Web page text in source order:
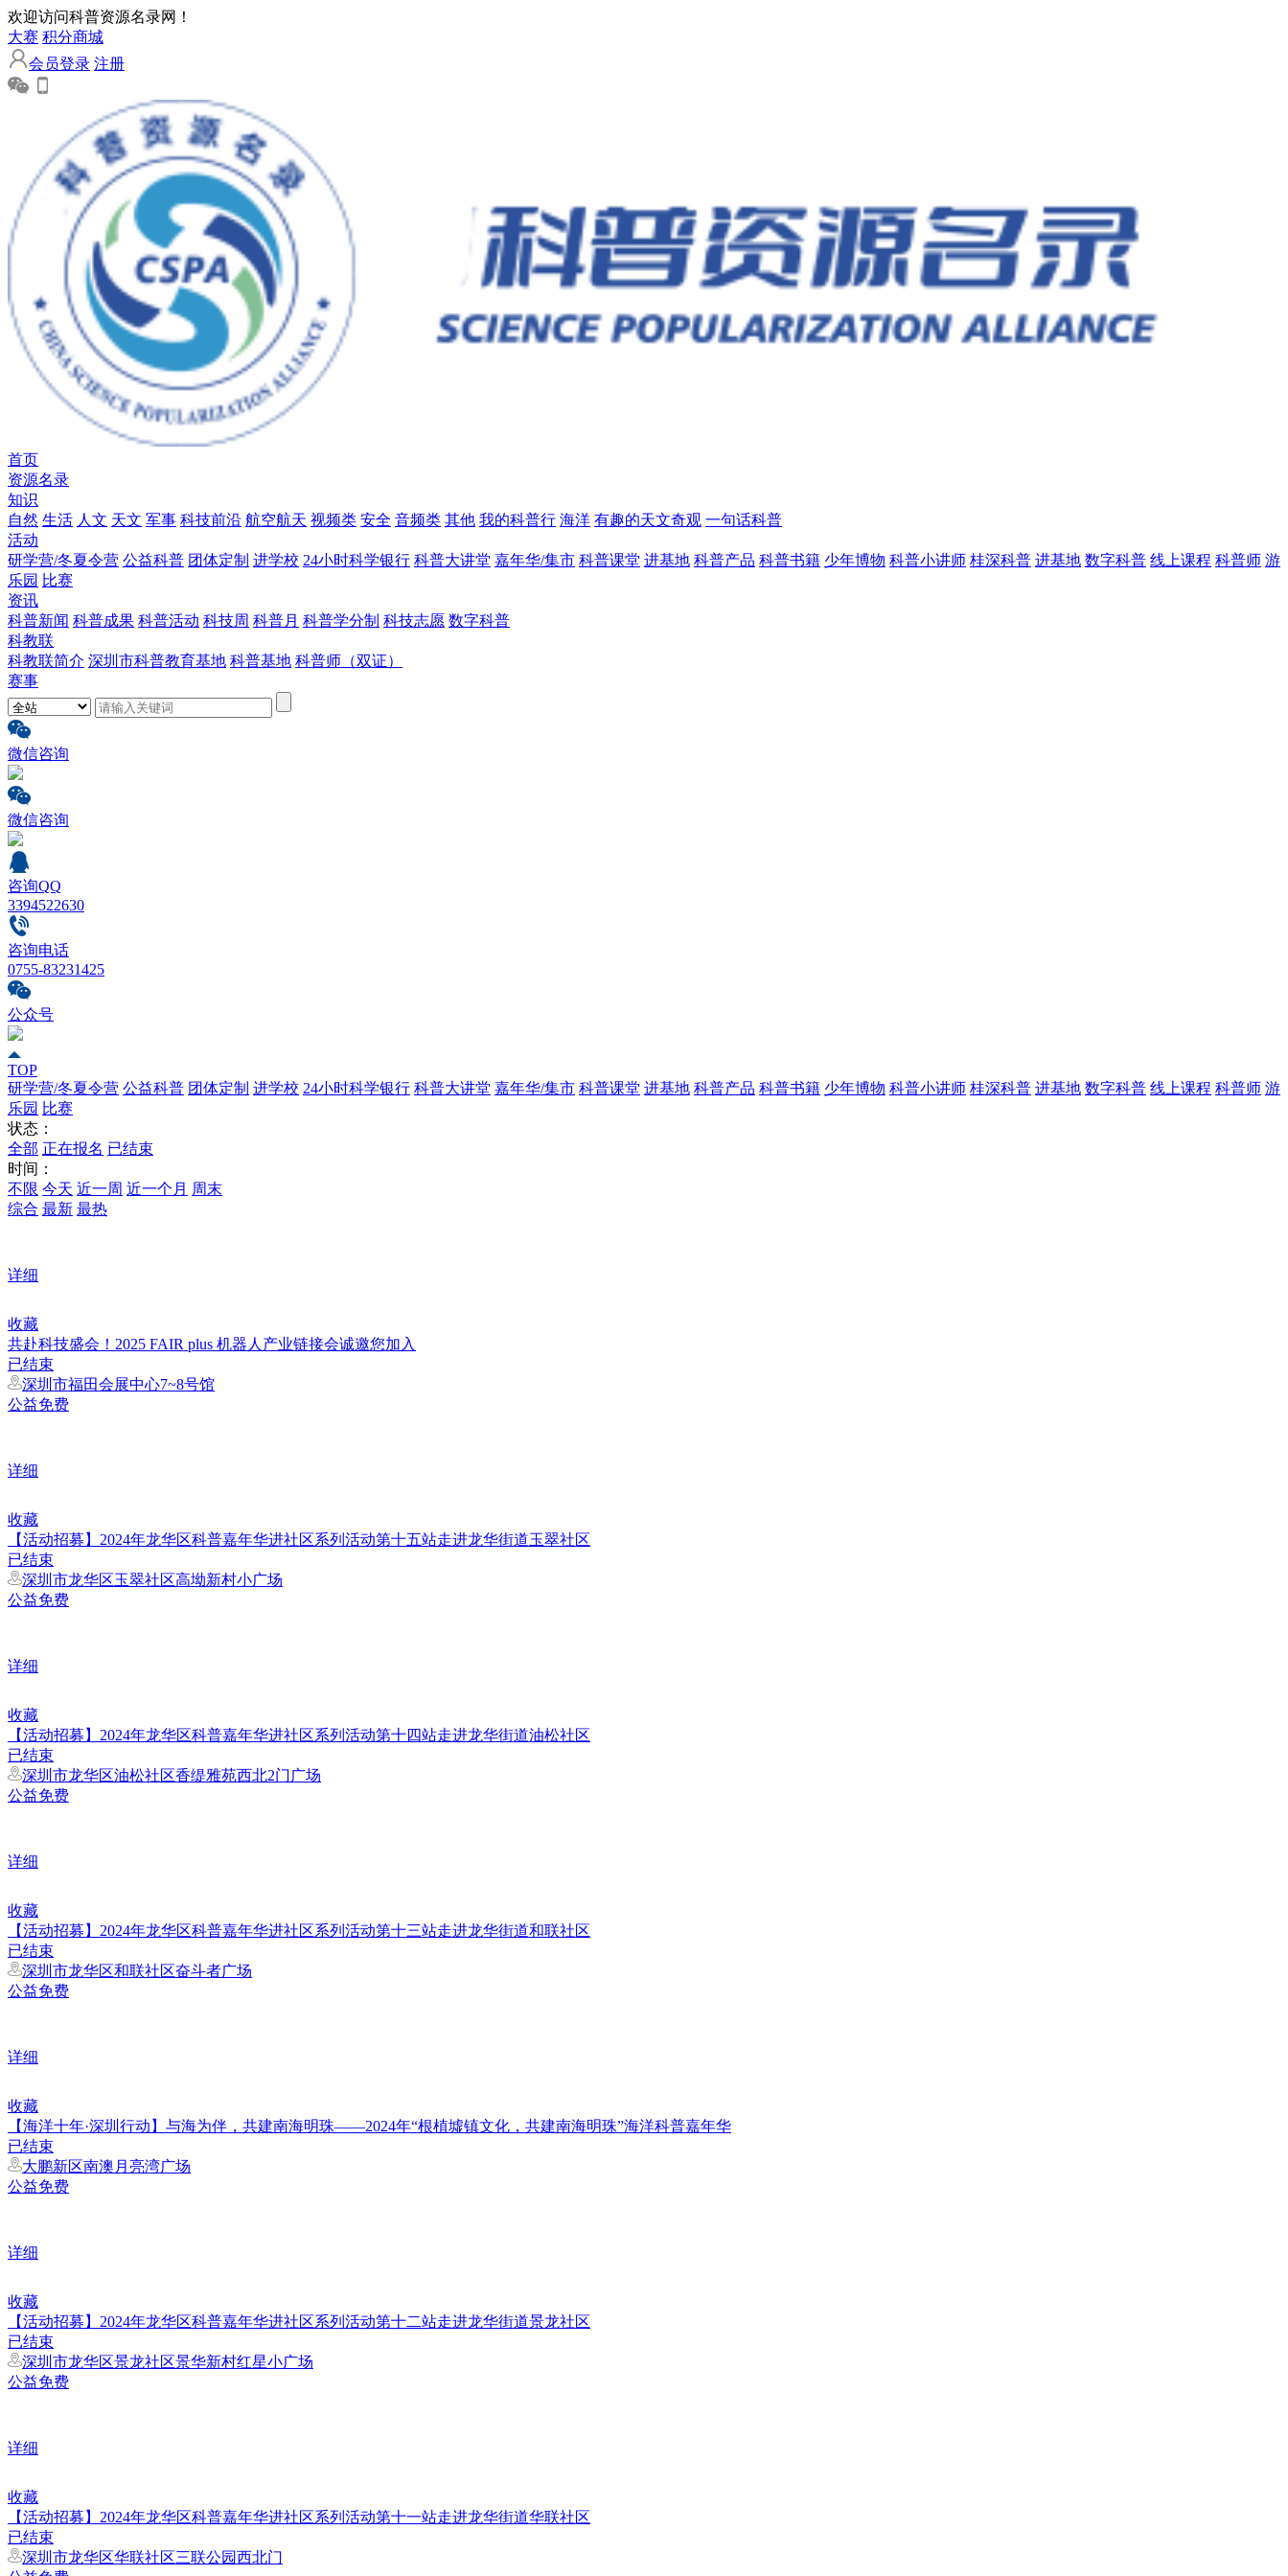
欢迎访问科普资源名录网！
大赛 积分商城
会员登录 注册
首页
资源名录
知识
自然 生活 人文 天文 军事 科技前沿 航空航天 视频类 安全 音频类 其他 我的科普行 海洋 有趣的天文奇观 一句话科普
活动
研学营/冬夏令营 公益科普 团体定制 进学校 24小时科学银行 科普大讲堂 嘉年华/集市 科普课堂 进基地 科普产品 科普书籍 少年博物 科普小讲师 桂深科普 进基地 数字科普 线上课程 科普师 游
乐园 比赛
资讯
科普新闻 科普成果 科普活动 科技周 科普月 科普学分制 科技志愿 数字科普
科教联
科教联简介 深圳市科普教育基地 科普基地 科普师（双证）
赛事
微信咨询
微信咨询
咨询QQ
3394522630
咨询电话
0755-83231425
公众号
TOP
研学营/冬夏令营 公益科普 团体定制 进学校 24小时科学银行 科普大讲堂 嘉年华/集市 科普课堂 进基地 科普产品 科普书籍 少年博物 科普小讲师 桂深科普 进基地 数字科普 线上课程 科普师 游
乐园 比赛
状态：
全部 正在报名 已结束
时间：
不限 今天 近一周 近一个月 周末
综合 最新 最热
详细
收藏
共赴科技盛会！2025 FAIR plus 机器人产业链接会诚邀您加入
已结束
深圳市福田会展中心7~8号馆
公益免费
详细
收藏
【活动招募】2024年龙华区科普嘉年华进社区系列活动第十五站走进龙华街道玉翠社区
已结束
深圳市龙华区玉翠社区高坳新村小广场
公益免费
详细
收藏
​【活动招募】​2024年龙华区科普嘉年华进社区系列活动第十四站走进龙华街道油松社区
已结束
深圳市龙华区油松社区香缇雅苑西北2门广场
公益免费
详细
收藏
【活动招募】2024年龙华区科普嘉年华进社区系列活动第十三站走进龙华街道和联社区
已结束
深圳市龙华区和联社区奋斗者广场
公益免费
详细
收藏
【海洋十年·深圳行动】与海为伴，共建南海明珠——2024年“根植墟镇文化，共建南海明珠”海洋科普嘉年华
已结束
大鹏新区南澳月亮湾广场
公益免费
详细
收藏
​【活动招募】2024年龙华区科普嘉年华进社区系列活动第十二站走进龙华街道景龙社区
已结束
深圳市龙华区景龙社区景华新村红星小广场
公益免费
详细
收藏
​【活动招募】​2024年龙华区科普嘉年华进社区系列活动第十一站走进龙华街道华联社区
已结束
深圳市龙华区华联社区三联公园西北门